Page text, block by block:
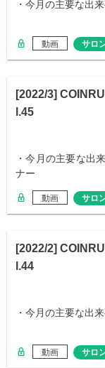
・今月の主要な出
動画 サロ
[2022/3]
l.45
・今月の主要な出
ナー
動画 サロ
[2022/2]
l.44
・今月の主要な出
動画 サロ